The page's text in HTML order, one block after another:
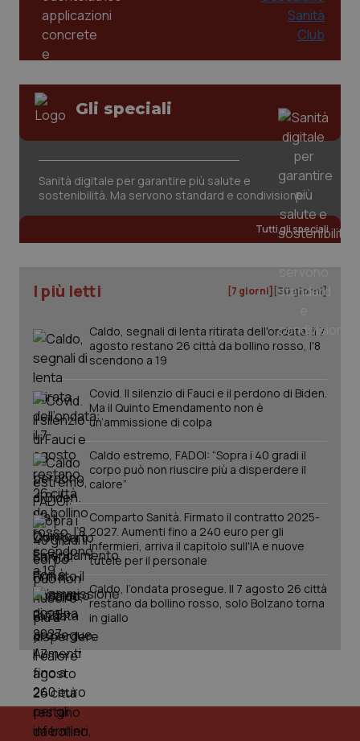
Salute orale & impianti
Sangue & coagulazione
Tiroide
Tumore al seno
Tumore ovarico
Tumori del Polmone & Testa Collo
Vaccini
Gli speciali
Sanità digitale per garantire più salute e
sostenibilità. Ma servono standard e condivisione
Tutti gli speciali
I più letti [7 giorni] [30 giorni]
Caldo, segnali di lenta ritirata dell'ondata: il 7
agosto restano 26 città da bollino rosso, l'8
scendono a 19
Covid. Il silenzio di Fauci e il perdono di Biden.
Ma il Quinto Emendamento non è
un’ammissione di colpa
Caldo estremo, FADOI: “Sopra i 40 gradi il
corpo può non riuscire più a disperdere il
calore”
Comparto Sanità. Firmato il contratto 2025-
2027. Aumenti fino a 240 euro per gli
infermieri, arriva il capitolo sull'IA e nuove
tutele per il personale
Caldo, l’ondata prosegue. Il 7 agosto 26 città
restano da bollino rosso, solo Bolzano torna
in giallo
funzionare correttamente senza questi cookie.
Nome
VISITOR_PRIVACY_METADATA
YouTube
5
www.quotidianosanita.it
tracking-sites-ironfish-
tracking-enable
www.quotidianosanita.it
tracking-sites-ironfish-
session-id
www.quotidianosanita.it
_ga
Google LLC
1